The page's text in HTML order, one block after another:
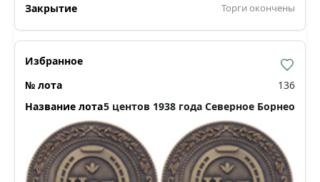
Торги окончены
136
5 центов 1938 года Северное Борнео